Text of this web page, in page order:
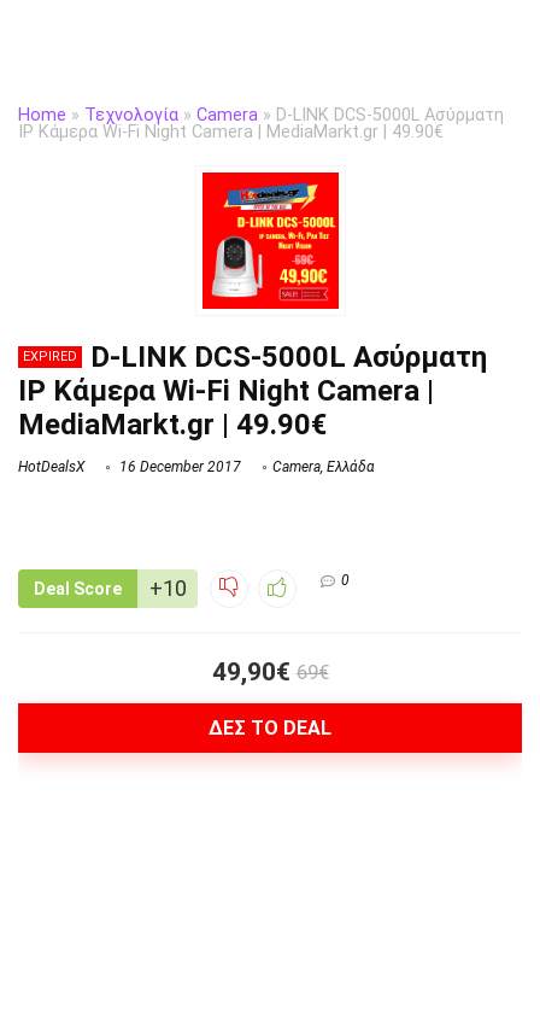
Home » Τεχνολογία » Camera » D-LINK DCS-5000L Ασύρματη
IP Κάμερα Wi-Fi Night Camera | MediaMarkt.gr | 49.90€
EXPIRED
D-LINK DCS-5000L Ασύρματη
IP Κάμερα Wi-Fi Night Camera |
MediaMarkt.gr | 49.90€
HotDealsX 16 December 2017 Camera, Ελλάδα
Deal Score +10 0
49,90€ 69€
ΔΕΣ ΤΟ DEAL